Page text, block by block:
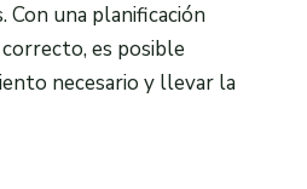
Con una planificación
es posible
necesario y llevar la